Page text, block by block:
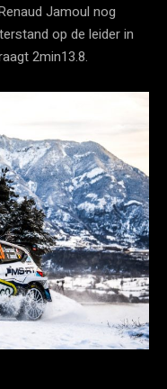
Jamoul nog
op de leider in
2min13.8.